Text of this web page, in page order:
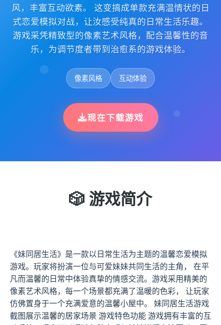
风，丰富互动欲素。 这变搞成单款充满温情状的日
式恋爱模拟对战，让汝感受纯真的日常生活乐趣。
游戏采凭精致型的像素艺术风格，配合温馨性的音
乐，为调节度者带到治愈系的游戏体验。
像素风格 互动体验
现在下载游戏
🎲 游戏简介
《妹同居生活》是一款以日常生活为主题的温馨恋爱模拟
游戏。玩家将扮演一位与可爱妹妹共同生活的主角， 在平
凡而温馨的日常中体验真挚的情感交流。游戏采用精美的
像素艺术风格，每一个场景都充满了温暖的色彩， 让玩家
仿佛置身于一个充满爱意的温馨小屋中。 妹同居生活游戏
截图展示温馨的居家场景 游戏特色功能 游戏拥有丰富的互